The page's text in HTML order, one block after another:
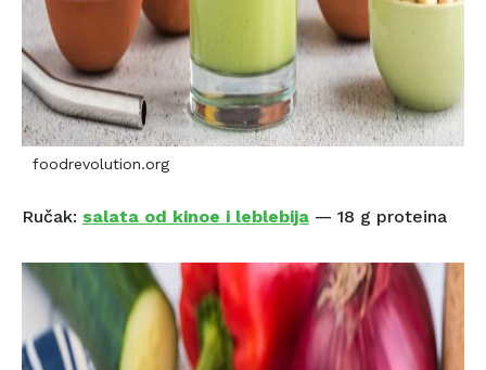
foodrevolution.org
Ručak: salata od kinoe i leblebija — 18 g proteina